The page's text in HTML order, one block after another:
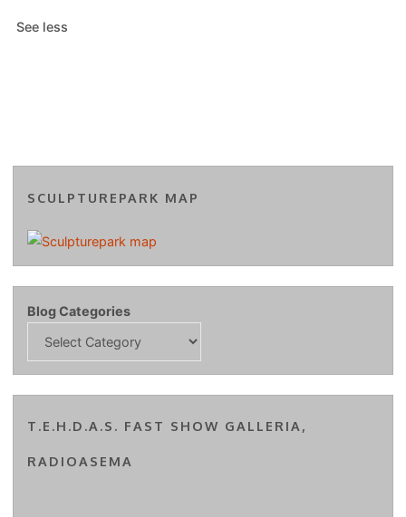
See less
SCULPTUREPARK MAP
Blog Categories
T.E.H.D.A.S. FAST SHOW GALLERIA,
RADIOASEMA